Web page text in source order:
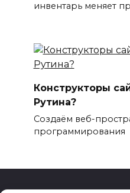
инвентарь меняет
Конструкторы
Рутина?
Создаём веб-
программирования